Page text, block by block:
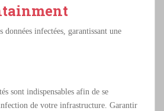
données infectées, garantissant une
sont indispensables afin de se
de votre infrastructure. Garantir